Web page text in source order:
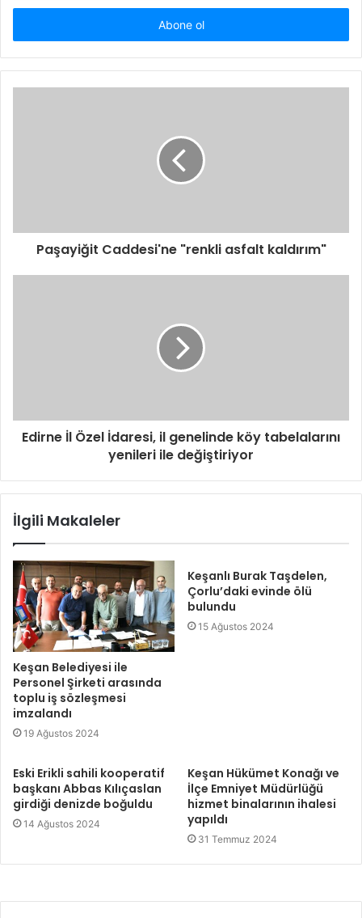
adresinizi
Paşayiğit Caddesi'ne "renkli asfalt kaldırım"
Edirne İl Özel İdaresi, il genelinde köy tabelalarını
yenileri ile değiştiriyor
İlgili Makaleler
Keşan Belediyesi ile
Personel Şirketi arasında
toplu iş sözleşmesi
imzalandı
19 Ağustos 2024
Keşanlı Burak Taşdelen,
Çorlu’daki evinde ölü
bulundu
15 Ağustos 2024
Eski Erikli sahili kooperatif
başkanı Abbas Kılıçaslan
girdiği denizde boğuldu
14 Ağustos 2024
Keşan Hükümet Konağı ve
İlçe Emniyet Müdürlüğü
hizmet binalarının ihalesi
yapıldı
31 Temmuz 2024